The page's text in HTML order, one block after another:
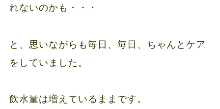
れないのかも・・・
と、思いながらも毎日、毎日、ちゃんとケア
をしていました。
飲水量は増えているままです。